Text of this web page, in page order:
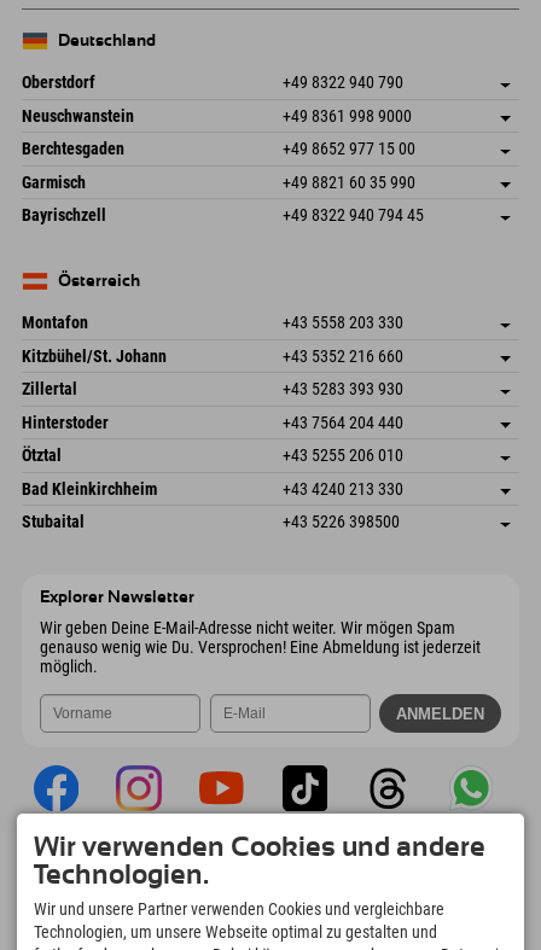
Deutschland
Oberstdorf +49 8322 940 790
An der Breitach 3
Deutschland
Adresse speichern
Buchen
Neuschwanstein +49 8361 998 9000
An der Riese 45
87484 Nesselwang im Allgäu
Deutschland
Adresse speichern
Buchen
Berchtesgaden +49 8652 977 15 00
Hofreitstr. 7
Deutschland
Adresse speichern
Buchen
Garmisch +49 8821 60 35 990
Frickenstraße 22
82490 Farchant
Adresse speichern
Bayrischzell +49 8322 940 794 45
Deutschland
Österreich
Montafon +43 5558 203 330
Dorfstr. 127b
6793 Gaschurn/Montafon
Österreich
Adresse speichern
Buchen
Kitzbühel/St. Johann +43 5352 216 660
Speckbacherstraße 87
Österreich
Adresse speichern
Buchen
Zillertal +43 5283 393 930
Schmiedau 2
Österreich
Adresse speichern
Buchen
Hinterstoder +43 7564 204 440
Freizeitpark 10
Österreich
Adresse speichern
Buchen
Ötztal +43 5255 206 010
Gscheat 14
Österreich
Adresse speichern
Buchen
Bad Kleinkirchheim +43 4240 213 330
Dorfstraße 24
Adresse speichern
Stubaital +43 5226 398500
Explorer Newsletter
Wir geben Deine E-Mail-Adresse nicht weiter. Wir mögen Spam
genauso wenig wie Du. Versprochen! Eine Abmeldung ist jederzeit
möglich.
Explorer App
Upload Deiner #ExplorerMoments, Mein
Explorer To Go mit Buchungsübersicht,
Bucketlist, Restaurantübersicht uvm. Jetzt
Wir verwenden Cookies und andere
Technologien.
Wir und unsere Partner verwenden Cookies und vergleichbare
Technologien, um unsere Webseite optimal zu gestalten und